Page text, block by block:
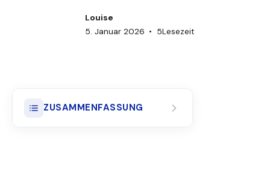
Louise
5. Januar 2026 • 5Lesezeit
ZUSAMMENFASSUNG